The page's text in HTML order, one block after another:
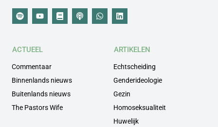
ACTUEEL
Commentaar
Binnenlands nieuws
Buitenlands nieuws
The Pastors Wife
ARTIKELEN
Echtscheiding
Genderideologie
Gezin
Homoseksualiteit
Huwelijk